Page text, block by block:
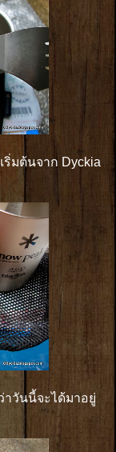
ริ่มต้นจาก Dyckia
วันนี้จะได้มาอยู่